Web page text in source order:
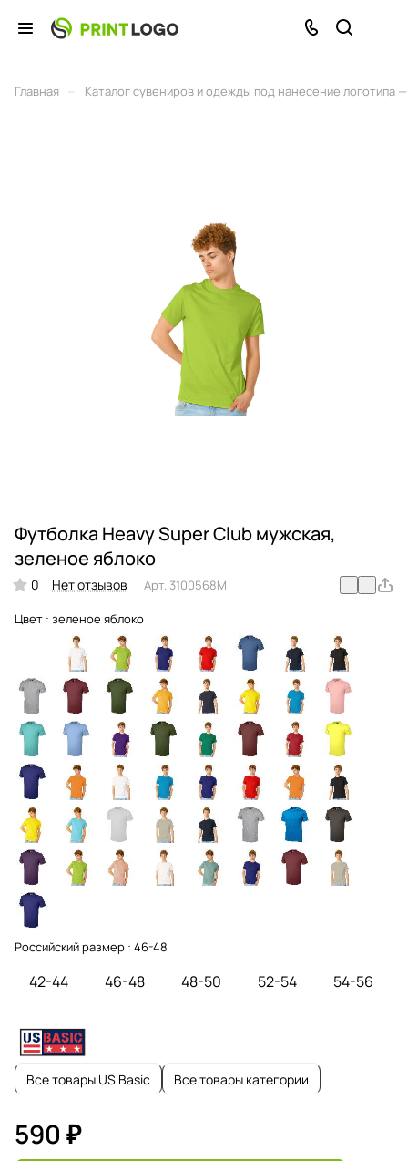
Главная Каталог сувениров и одежды под нанесение логотипа
Футболка Heavy Super Club мужская,
зеленое яблоко
0 Нет отзывов Арт. 3100568M
Цвет : зеленое яблоко
Российский размер : 46-48
42-44 46-48 48-50 52-54 54-56
Все товары US Basic Все товары категории
590 ₽